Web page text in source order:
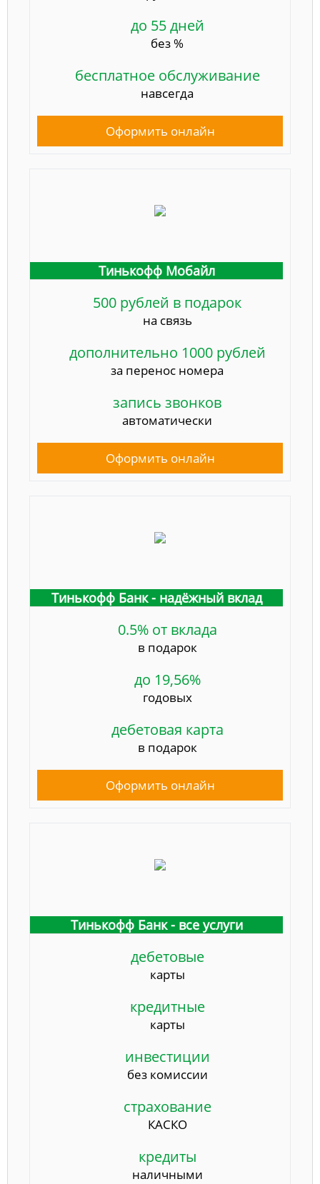
до 55 дней
без %
бесплатное обслуживание
навсегда
Оформить онлайн
Тинькофф Мобайл
500 рублей в подарок
на связь
дополнительно 1000 рублей
за перенос номера
запись звонков
автоматически
Оформить онлайн
Тинькофф Банк - надёжный вклад
0.5% от вклада
в подарок
до 19,56%
годовых
дебетовая карта
в подарок
Оформить онлайн
Тинькофф Банк - все услуги
дебетовые
карты
кредитные
карты
инвестиции
без комиссии
страхование
КАСКО
кредиты
наличными